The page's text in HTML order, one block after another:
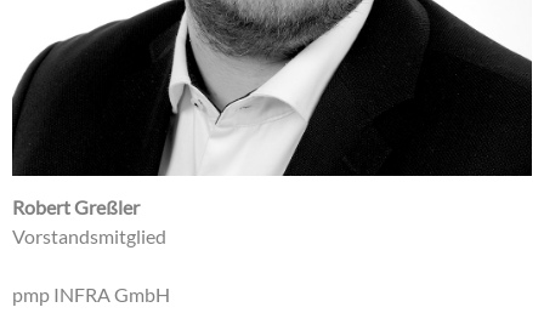
Robert Greßler
Vorstandsmitglied
pmp INFRA GmbH